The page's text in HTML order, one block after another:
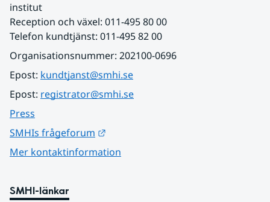
institut
Reception och växel: 011-495 80 00
Telefon kundtjänst: 011-495 82 00
Organisationsnummer: 202100-0696
Epost: kundtjanst@smhi.se
Epost: registrator@smhi.se
Press
SMHIs frågeforum
Mer kontaktinformation
SMHI-länkar